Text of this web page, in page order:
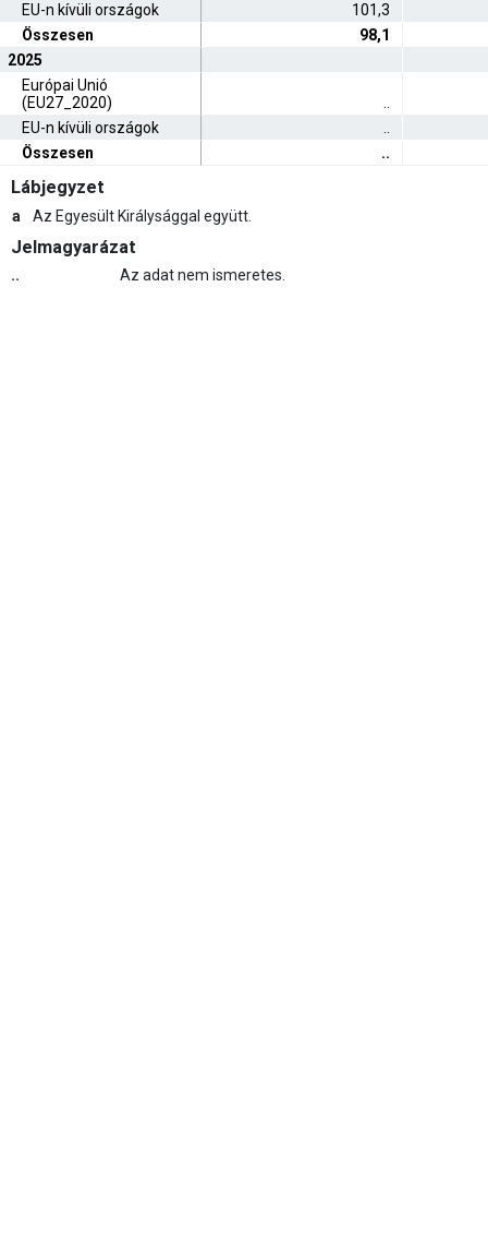
EU-n kívüli országok
101,3
Összesen
98,1
2025
Európai Unió
(EU27_2020)
EU-n kívüli országok
Összesen
..
Lábjegyzet
a Az Egyesült Királysággal együtt.
Jelmagyarázat
.. Az adat nem ismeretes.